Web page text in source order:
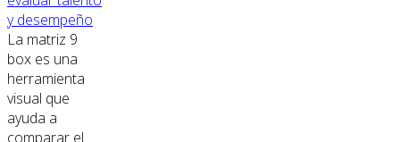
y desempeño
La matriz 9
box es una
herramienta
visual que
ayuda a
comparar el